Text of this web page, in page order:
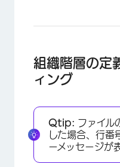
組織階層の定
ィング
Qtip: ファイル
した場合、行番
ーメッセージが